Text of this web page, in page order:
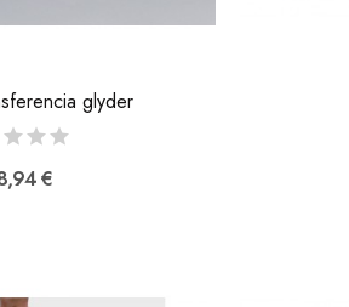
glyder
€